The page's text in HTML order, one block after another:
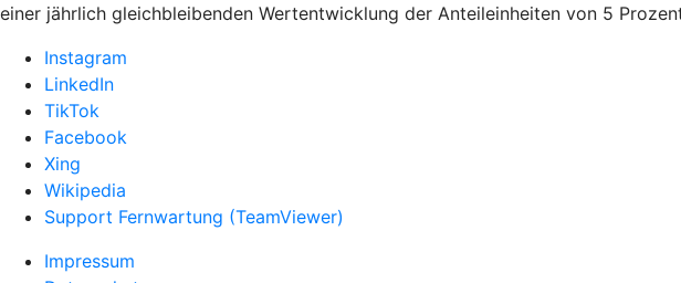
einer jährlich gleichbleibenden Wertentwicklung der Anteileinheiten von 5
Instagram
LinkedIn
TikTok
Facebook
Xing
Wikipedia
Support Fernwartung (TeamViewer)
Impressum